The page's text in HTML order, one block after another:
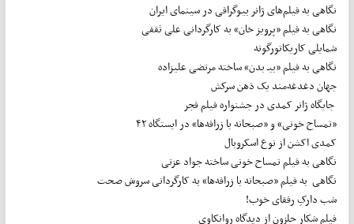
نگاهی به فیلم‌های ژانر بیوگرافی در سینمای ایران
نگاهی به فیلم «پرویز خان» به کارگردانی علی ثقفی
شمایلی کاریکاتورگونه
نگاهی به فیلم «بیـ بدن» ساخته مرتضی علیزاده
جهان دغدغه‌مند یک ذهن سرکش
جایگاه ژانر کمدی در جشنواره فیلم فجر
«تمساح خونی» و «صبحانه با زرافه‌ها» در ایستگاه ۴۲
کمدی اکشن از نوع اسکروبال
نگاهی به فیلم تمساح خونی ساخته جواد عزتی
نگاهی به فیلم «صبحانه با زرافه‌ها» به کارگردانی سروش صحت
شب دارکِ رفقای خوب!
فیلم شکار حلزون از دیدگاه روانکاوی